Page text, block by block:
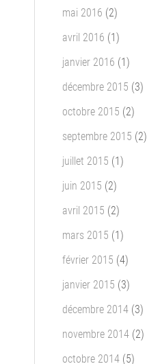
mai 2016 (2)
avril 2016 (1)
janvier 2016 (1)
décembre 2015 (3)
octobre 2015 (2)
septembre 2015 (2)
juillet 2015 (1)
juin 2015 (2)
avril 2015 (2)
mars 2015 (1)
février 2015 (4)
janvier 2015 (3)
décembre 2014 (3)
novembre 2014 (2)
octobre 2014 (5)